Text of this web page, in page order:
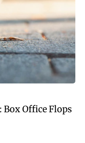
Box Office Flops